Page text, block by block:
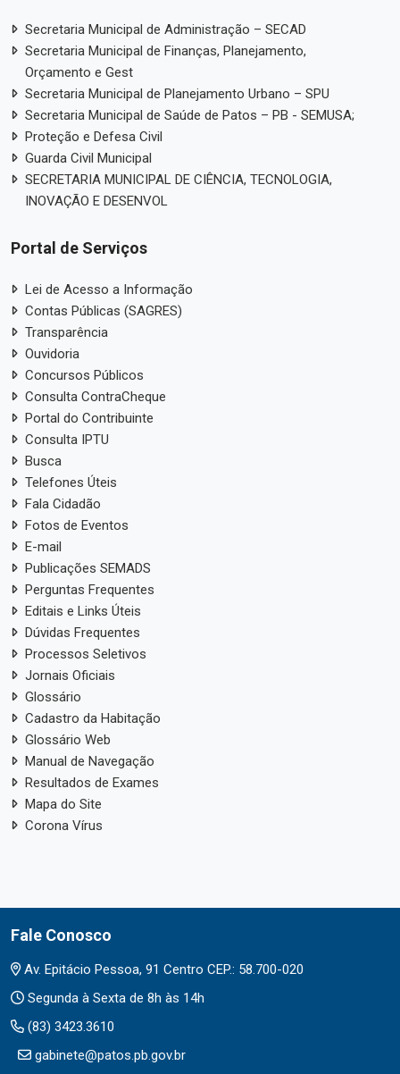
Secretaria Municipal de Administração – SECAD
Secretaria Municipal de Finanças, Planejamento,
Orçamento e Gest
Secretaria Municipal de Planejamento Urbano – SPU
Secretaria Municipal de Saúde de Patos – PB - SEMUSA;
Proteção e Defesa Civil
Guarda Civil Municipal
SECRETARIA MUNICIPAL DE CIÊNCIA, TECNOLOGIA,
INOVAÇÃO E DESENVOL
Portal de Serviços
Lei de Acesso a Informação
Contas Públicas (SAGRES)
Transparência
Ouvidoria
Concursos Públicos
Consulta ContraCheque
Portal do Contribuinte
Consulta IPTU
Busca
Telefones Úteis
Fala Cidadão
Fotos de Eventos
E-mail
Publicações SEMADS
Perguntas Frequentes
Editais e Links Úteis
Dúvidas Frequentes
Processos Seletivos
Jornais Oficiais
Glossário
Cadastro da Habitação
Glossário Web
Manual de Navegação
Resultados de Exames
Mapa do Site
Corona Vírus
Fale Conosco
Av. Epitácio Pessoa, 91 Centro CEP.: 58.700-020
Segunda à Sexta de 8h às 14h
(83) 3423.3610
gabinete@patos.pb.gov.br